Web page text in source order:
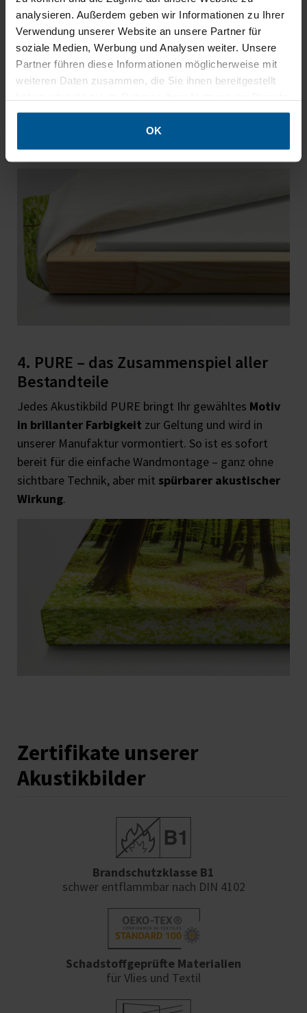
analysieren. Außerdem geben wir Informationen zu Ihrer
Verwendung unserer Website an unsere Partner für
soziale Medien, Werbung und Analysen weiter. Unsere
Partner führen diese Informationen möglicherweise mit
weiteren Daten zusammen, die Sie ihnen bereitgestellt
gesammelt haben.
OK
3. Schalltransparenter Akustikstoff
„Flash“
Der fein gewebteAkustikstoff „Flash“umhüllt das
funktionale Innenleben – ganz ohne die akustische
Sublimationsdruck ist absolut geruchsneutral und
umlaufend verarbeitet und rückseitig
geklammert.
4. PURE – das Zusammenspiel aller
Bestandteile
Jedes Akustikbild PURE bringt Ihr gewähltes Motiv
in brillanter Farbigkeit zur Geltung und wird in
unserer Manufaktur vormontiert. So ist es sofort
bereit für die einfache Wandmontage – ganz ohne
sichtbare Technik, aber mit spürbarer akustischer
Wirkung.
Zertifikate unserer
Akustikbilder
Brandschutzklasse B1
schwer entflammbar nach DIN 4102
Schadstoffgeprüfte Materialien
für Vlies und Textil